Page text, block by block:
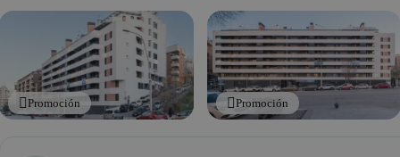
Promoción Promoción